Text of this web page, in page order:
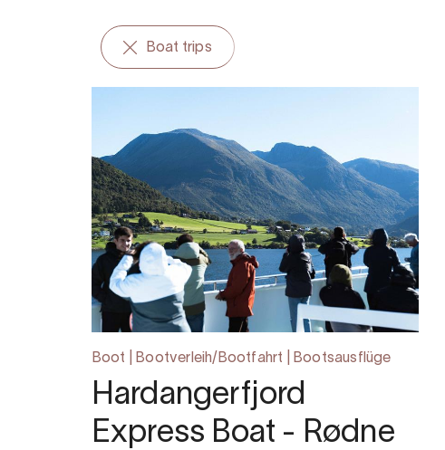
Boat trips
Boot | Bootverleih/Bootfahrt | Bootsausflüge
Hardangerfjord
Express Boat - Rødne